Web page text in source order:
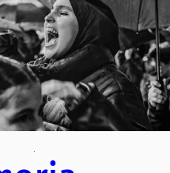
.